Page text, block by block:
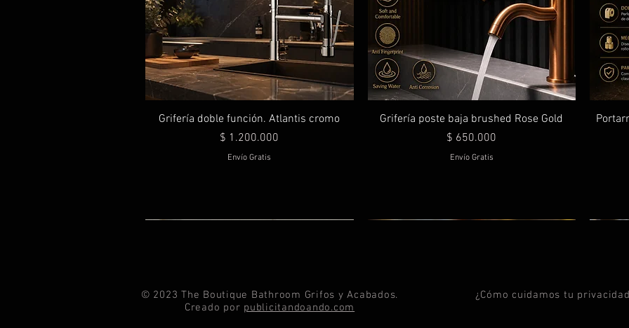
Grifería doble función. Atlantis cromo
Precio
$ 1.200.000
Envío Gratis
Grifería poste baja brushed Rose Gold
Precio
$ 650.000
Envío Gratis
© 2023 The Boutique Bathroom Grifos y Acabados.
Creado por publicitandoando.com
¿Cómo cuidamos tu